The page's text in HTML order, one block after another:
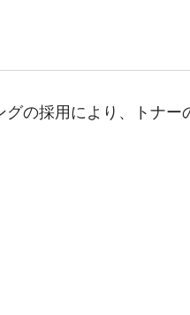
の採用により、トナー